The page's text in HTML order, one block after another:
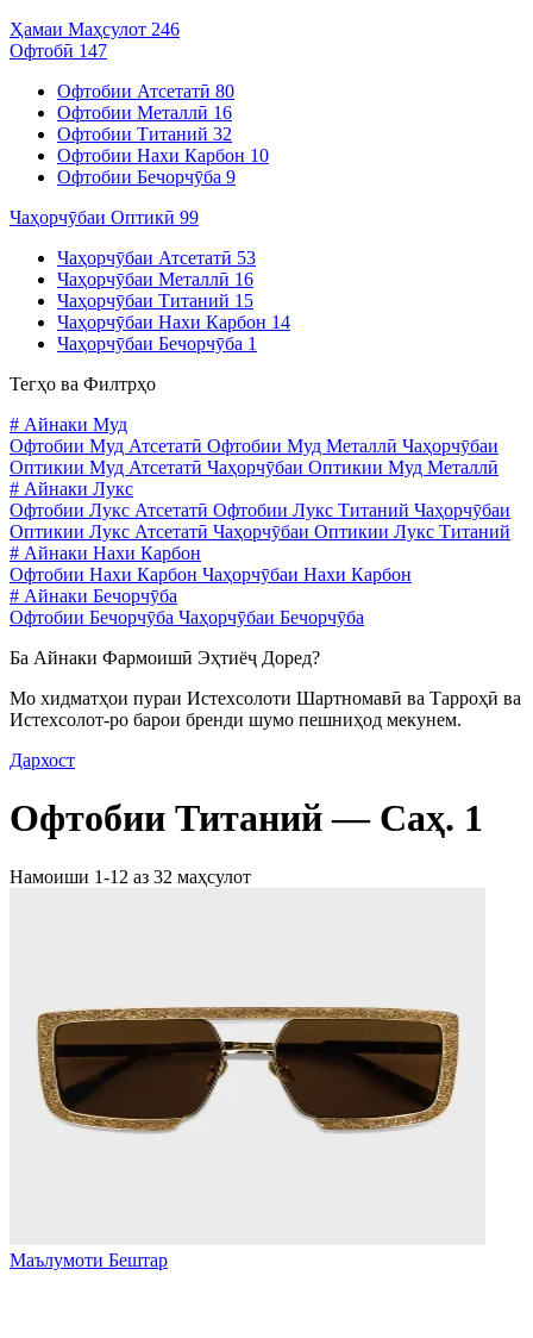
Ҳамаи Маҳсулот 246
Офтобӣ 147
Офтобии Атсетатӣ 80
Офтобии Металлӣ 16
Офтобии Титаний 32
Офтобии Нахи Карбон 10
Офтобии Бечорчӯба 9
Чаҳорчӯбаи Оптикӣ 99
Чаҳорчӯбаи Атсетатӣ 53
Чаҳорчӯбаи Металлӣ 16
Чаҳорчӯбаи Титаний 15
Чаҳорчӯбаи Нахи Карбон 14
Чаҳорчӯбаи Бечорчӯба 1
Тегҳо ва Филтрҳо
# Айнаки Муд
Офтобии Муд Атсетатӣ Офтобии Муд Металлӣ Чаҳорчӯбаи
Оптикии Муд Атсетатӣ Чаҳорчӯбаи Оптикии Муд Металлӣ
# Айнаки Лукс
Офтобии Лукс Атсетатӣ Офтобии Лукс Титаний Чаҳорчӯбаи
Оптикии Лукс Атсетатӣ Чаҳорчӯбаи Оптикии Лукс Титаний
# Айнаки Нахи Карбон
Офтобии Нахи Карбон Чаҳорчӯбаи Нахи Карбон
# Айнаки Бечорчӯба
Офтобии Бечорчӯба Чаҳорчӯбаи Бечорчӯба
Ба Айнаки Фармоишӣ Эҳтиёҷ Доред?
Мо хидматҳои пураи Истехсолоти Шартномавӣ ва Тарроҳӣ ва
Истехсолот-ро барои бренди шумо пешниҳод мекунем.
Дархост
Офтобии Титаний — Саҳ. 1
Намоиши 1-12 аз 32 маҳсулот
Маълумоти Бештар